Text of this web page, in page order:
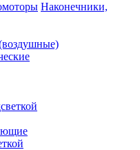
Наконечники,